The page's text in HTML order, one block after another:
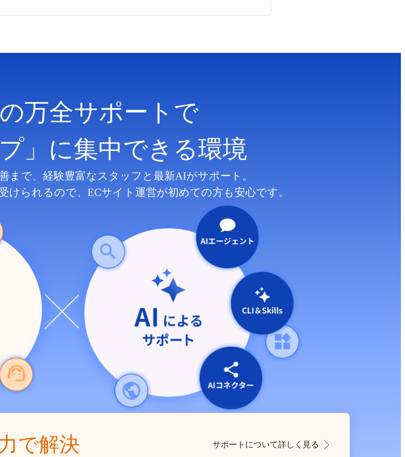
万全サポートで
」に集中できる環境
まで、 経験豊富なスタッフと最新AIがサポート。
けられるので、 ECサイト運営が初めての方も安心です。
で解決 サポートについて詳しく見る